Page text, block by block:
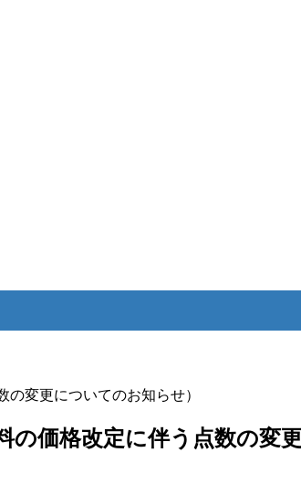
変更についてのお知らせ）
の価格改定に伴う点数の変